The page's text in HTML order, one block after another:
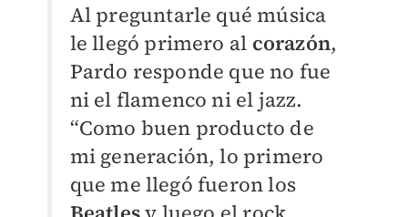
Al preguntarle qué música
le llegó primero al corazón,
Pardo responde que no fue
ni el flamenco ni el jazz.
“Como buen producto de
mi generación, lo primero
que me llegó fueron los